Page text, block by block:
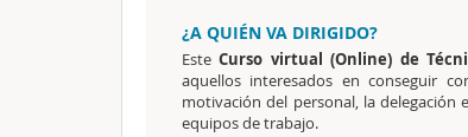
¿A QUIÉN VA DIRIGIDO?
Este Curso virtual (Online) de
aquellos interesados en conseguir
motivación del personal, la delegación
equipos de trabajo.